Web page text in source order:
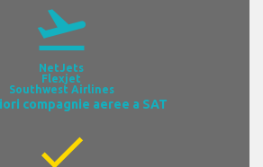
flight_takeoff
NetJets
Flexjet
Southwest Airlines
compagnie aeree a SAT
check